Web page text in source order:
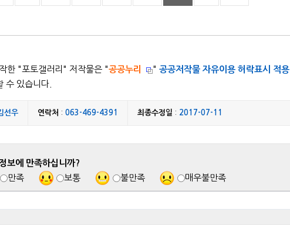
한 "포토갤러리 " 저작물은 "공공누리 " 공공저작물 자유이용 허락표시 적용
수 있습니다.
선우 연락처 : 063-469-4391 최종수정일 : 2017-07-11
보에 만족하십니까?
만족 보통 불만족 매우불만족